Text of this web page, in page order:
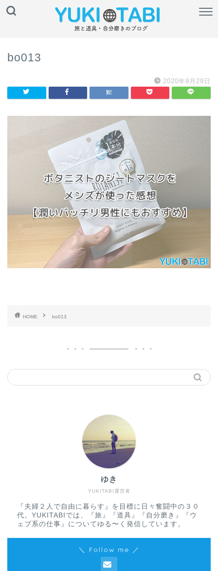
bo013
2020年9月29日
HOME bo013
YUKITABI運営者
ゆき
『夫婦２人で自由に暮らす』を目標に日々奮闘中の３０
代。YUKITABIでは、『旅』『道具』『自分磨き』『ウ
ェブ系の仕事』についてゆる〜く発信しています。
＼ Follow me ／